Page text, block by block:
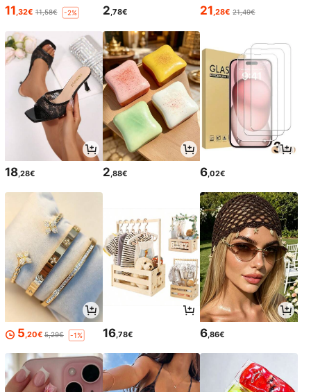
11,32€ 11,58€ -2% 2,78€ 21,28€ 21,49€
18 ,28€ 2 ,88€ 6 ,02€
5,20€ 5,29€ -1% 16,78€ 6,86€